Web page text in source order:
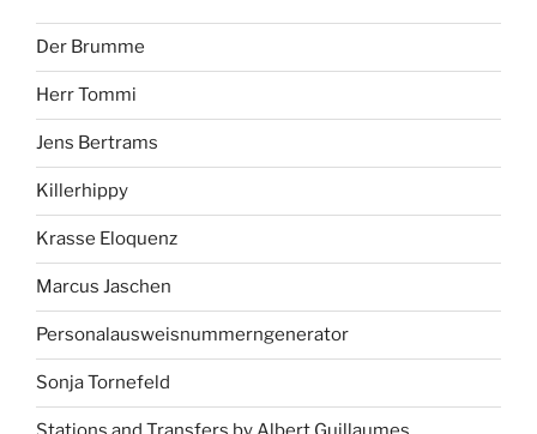
Der Brumme
Herr Tommi
Jens Bertrams
Killerhippy
Krasse Eloquenz
Marcus Jaschen
Personalausweisnummerngenerator
Sonja Tornefeld